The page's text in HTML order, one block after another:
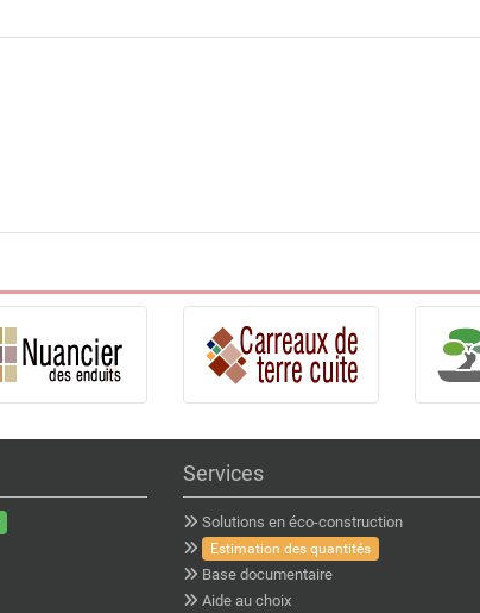
Services
Solutions en éco-construction
Estimation des quantités
Base documentaire
Aide au choix